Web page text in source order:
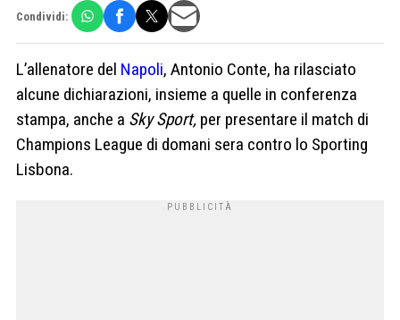
Condividi:
L’allenatore del Napoli, Antonio Conte, ha rilasciato
alcune dichiarazioni, insieme a quelle in conferenza
stampa, anche a Sky Sport, per presentare il match di
Champions League di domani sera contro lo Sporting
Lisbona.